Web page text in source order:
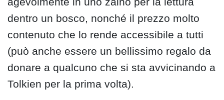
dentro un bosco, nonché il prezzo molto
contenuto che lo rende accessibile a tutti
(può anche essere un bellissimo regalo da
donare a qualcuno che si sta avvicinando a
Tolkien per la prima volta).